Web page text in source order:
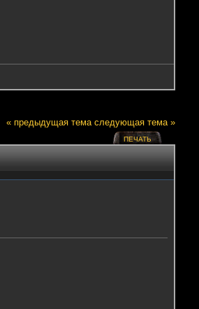
« предыдущая тема следующая тема »
ПЕЧАТЬ